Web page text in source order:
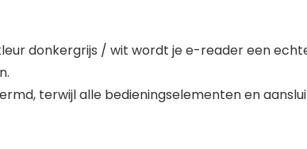
donkergrijs / wit wordt je e-reader een
terwijl alle bedieningselementen en